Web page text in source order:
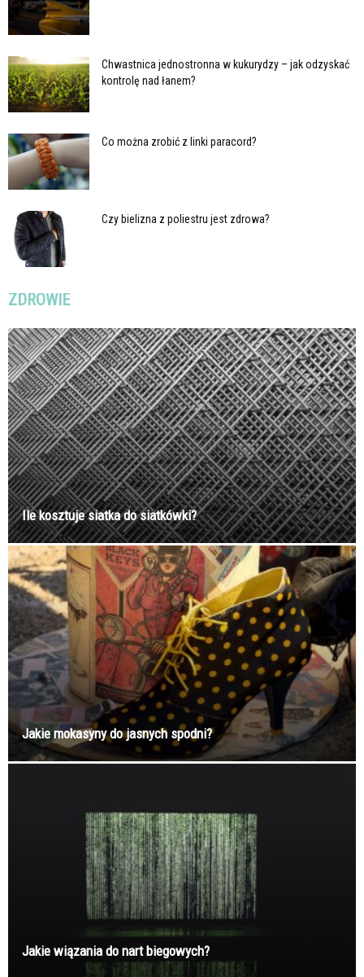
Chwastnica jednostronna w kukurydzy – jak odzyskać
kontrolę nad łanem?
Co można zrobić z linki paracord?
Czy bielizna z poliestru jest zdrowa?
ZDROWIE
Ile kosztuje siatka do siatkówki?
Jakie mokasyny do jasnych spodni?
Jakie wiązania do nart biegowych?